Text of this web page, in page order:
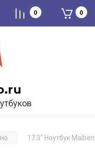
0 0
17.3" Ноутбук